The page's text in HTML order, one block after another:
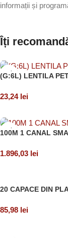
informații și
Îți
(G:6L) LENTILA
23,24 lei
100M 1 CANAL
1.896,03 lei
20 CAPACE DIN
85,98 lei